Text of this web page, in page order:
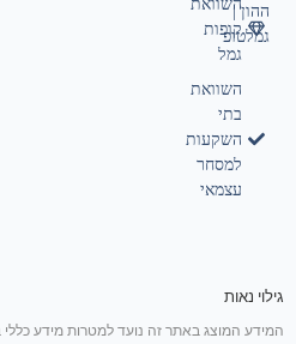
השוואת
קופות
גמל
השוואת
בתי
השקעות
למסחר
עצמאי
ההון |
גמלטופ
גילוי נאות
המידע המוצג באתר זה נועד למטרות מידע כללי